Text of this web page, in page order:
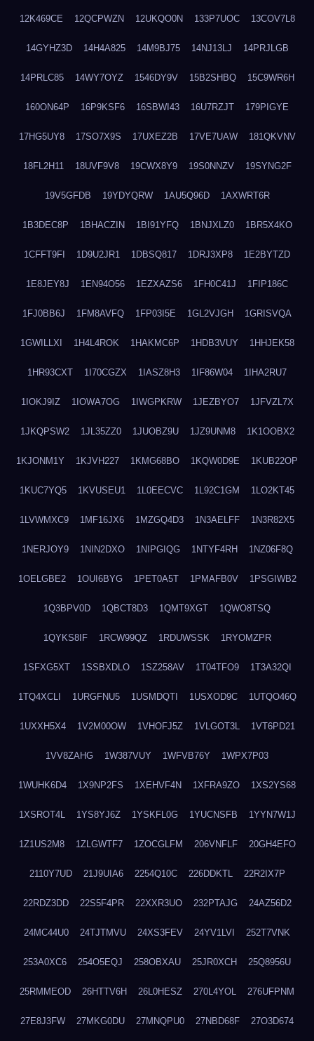
12K469CE 12QCPWZN 12UKQO0N 133P7UOC 13COV7L8
14GYHZ3D 14H4A825 14M9BJ75 14NJ13LJ 14PRJLGB
14PRLC85 14WY7OYZ 1546DY9V 15B2SHBQ 15C9WR6H
160ON64P 16P9KSF6 16SBWI43 16U7RZJT 179PIGYE
17HG5UY8 17SO7X9S 17UXEZ2B 17VE7UAW 181QKVNV
18FL2H11 18UVF9V8 19CWX8Y9 19S0NNZV 19SYNG2F
19V5GFDB 19YDYQRW 1AU5Q96D 1AXWRT6R
1B3DEC8P 1BHACZIN 1BI91YFQ 1BNJXLZ0 1BR5X4KO
1CFFT9FI 1D9U2JR1 1DBSQ817 1DRJ3XP8 1E2BYTZD
1E8JEY8J 1EN94O56 1EZXAZS6 1FH0C41J 1FIP186C
1FJ0BB6J 1FM8AVFQ 1FP03I5E 1GL2VJGH 1GRISVQA
1GWILLXI 1H4L4ROK 1HAKMC6P 1HDB3VUY 1HHJEK58
1HR93CXT 1I70CGZX 1IASZ8H3 1IF86W04 1IHA2RU7
1IOKJ9IZ 1IOWA7OG 1IWGPKRW 1JEZBYO7 1JFVZL7X
1JKQPSW2 1JL35ZZ0 1JUOBZ9U 1JZ9UNM8 1K1OOBX2
1KJONM1Y 1KJVH227 1KMG68BO 1KQW0D9E 1KUB22OP
1KUC7YQ5 1KVUSEU1 1L0EECVC 1L92C1GM 1LO2KT45
1LVWMXC9 1MF16JX6 1MZGQ4D3 1N3AELFF 1N3R82X5
1NERJOY9 1NIN2DXO 1NIPGIQG 1NTYF4RH 1NZ06F8Q
1OELGBE2 1OUI6BYG 1PET0A5T 1PMAFB0V 1PSGIWB2
1Q3BPV0D 1QBCT8D3 1QMT9XGT 1QWO8TSQ
1QYKS8IF 1RCW99QZ 1RDUWSSK 1RYOMZPR
1SFXG5XT 1SSBXDLO 1SZ258AV 1T04TFO9 1T3A32QI
1TQ4XCLI 1URGFNU5 1USMDQTI 1USXOD9C 1UTQO46Q
1UXXH5X4 1V2M00OW 1VHOFJ5Z 1VLGOT3L 1VT6PD21
1VV8ZAHG 1W387VUY 1WFVB76Y 1WPX7P03
1WUHK6D4 1X9NP2FS 1XEHVF4N 1XFRA9ZO 1XS2YS68
1XSROT4L 1YS8YJ6Z 1YSKFL0G 1YUCNSFB 1YYN7W1J
1Z1US2M8 1ZLGWTF7 1ZOCGLFM 206VNFLF 20GH4EFO
2110Y7UD 21J9UIA6 2254Q10C 226DDKTL 22R2IX7P
22RDZ3DD 22S5F4PR 22XXR3UO 232PTAJG 24AZ56D2
24MC44U0 24TJTMVU 24XS3FEV 24YV1LVI 252T7VNK
253A0XC6 254O5EQJ 258OBXAU 25JR0XCH 25Q8956U
25RMMEOD 26HTTV6H 26L0HESZ 270L4YOL 276UFPNM
27E8J3FW 27MKG0DU 27MNQPU0 27NBD68F 27O3D674